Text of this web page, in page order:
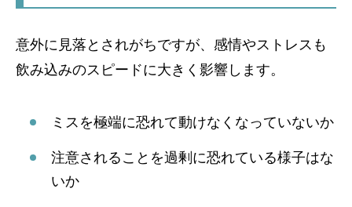
意外に見落とされがちですが、感情やストレスも
飲み込みのスピードに大きく影響します。
ミスを極端に恐れて動けなくなっていないか
注意されることを過剰に恐れている様子はな
いか